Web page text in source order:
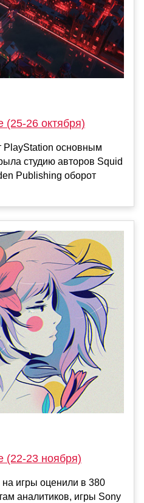
(25-26 октября)
PlayStation основным
студию авторов Squid
Publishing оборот
(22-23 ноября)
игры оценили в 380
аналитиков, игры Sony